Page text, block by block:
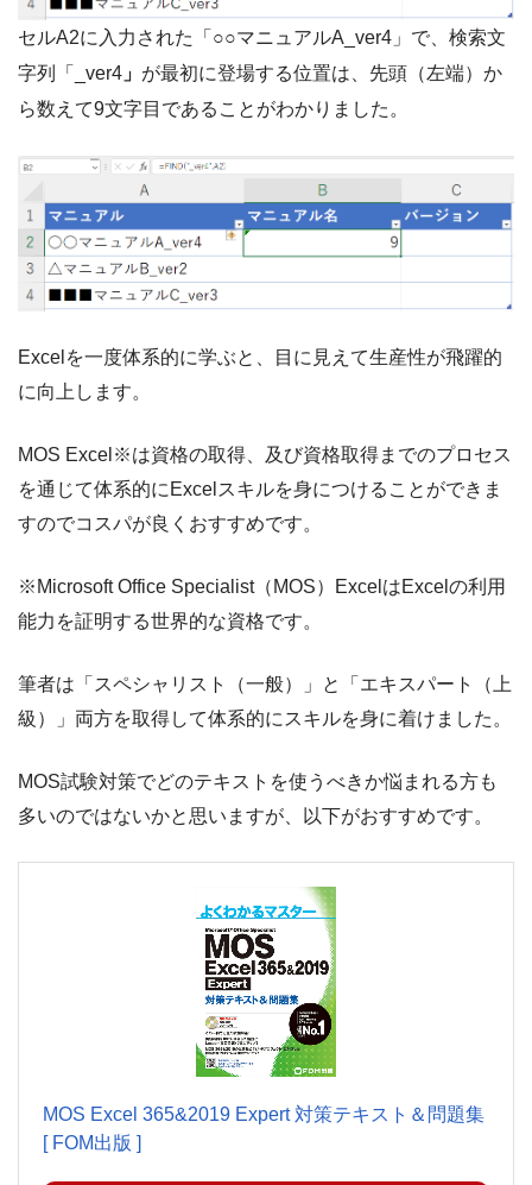
セルA2に入力された「○○マニュアルA_ver4」で、検索文
字列「_ver4 」 が最初に登場する位置は、先頭（左端）か
ら数えて9文字目であることがわかりました。
Excelを一度体系的に学ぶと、目に見えて生産性が飛躍的
に向上します。
MOS Excel※は資格の取得、及び資格取得までのプロセス
を通じて体系的にExcelスキルを身につけることができま
すのでコスパが良くおすすめです。
※Microsoft Office Specialist（MOS）ExcelはExcelの利用
能力を証明する世界的な資格です。
筆者は「スペシャリスト（一般）」と「エキスパート（上
級）」両方を取得して体系的にスキルを身に着けました。
MOS試験対策でどのテキストを使うべきか悩まれる方も
多いのではないかと思いますが、以下がおすすめです。
MOS Excel 365&2019 Expert 対策テキスト＆問題集
[ FOM出版 ]